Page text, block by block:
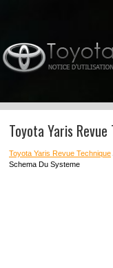
Toyota Yaris
Toyota Yaris Revue Technique
Schema Du Systeme